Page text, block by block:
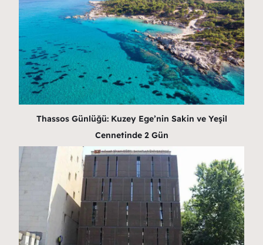
Thassos Günlüğü: Kuzey Ege’nin Sakin ve Yeşil
Cennetinde 2 Gün